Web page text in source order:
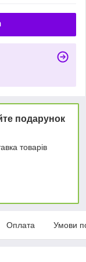
подарунок
товарів
Оплата Умови